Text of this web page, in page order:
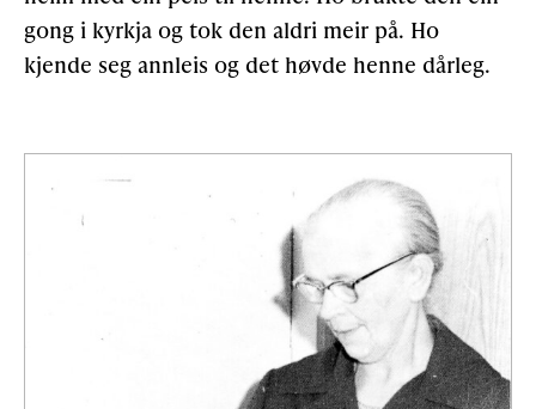
gong i kyrkja og tok den aldri meir på. Ho
kjende seg annleis og det høvde henne dårleg.